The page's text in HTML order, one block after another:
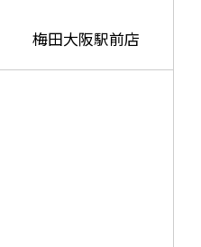
梅田大阪駅前店